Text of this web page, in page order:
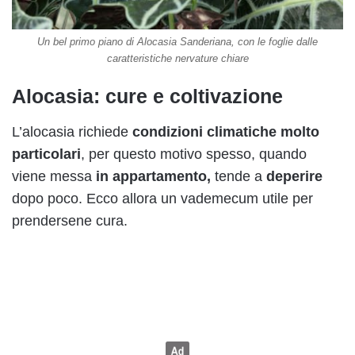
Un bel primo piano di Alocasia Sanderiana, con le foglie dalle
caratteristiche nervature chiare
Alocasia: cure e coltivazione
L’alocasia richiede condizioni climatiche molto
particolari, per questo motivo spesso, quando
viene messa in appartamento, tende a deperire
dopo poco. Ecco allora un vademecum utile per
prendersene cura.